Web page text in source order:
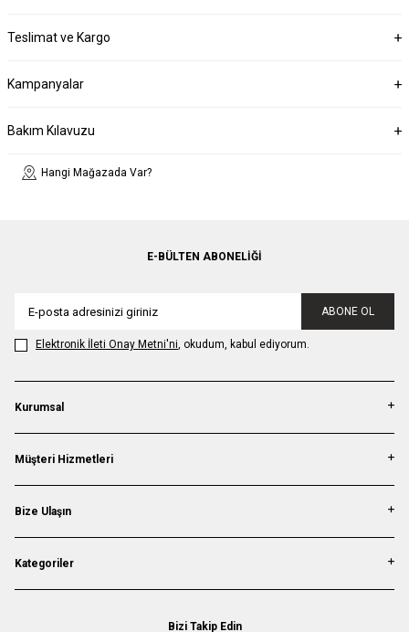
Teslimat ve Kargo
Kampanyalar
Bakım Kılavuzu
Hangi Mağazada Var?
E-BÜLTEN ABONELIĞI
ABONE OL
Elektronik İleti Onay Metni'ni, okudum, kabul ediyorum.
Kurumsal
Müşteri Hizmetleri
Bize Ulaşın
Kategoriler
Bizi Takip Edin